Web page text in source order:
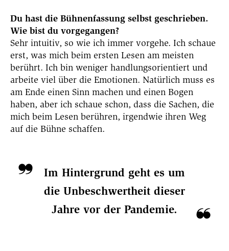
Du hast die Bühnenfassung selbst geschrieben.
Wie bist du vorgegangen?
Sehr intuitiv, so wie ich immer vorgehe. Ich schaue
erst, was mich beim ersten Lesen am meisten
berührt. Ich bin weniger handlungsorientiert und
arbeite viel über die Emotionen. Natürlich muss es
am Ende einen Sinn machen und einen Bogen
haben, aber ich schaue schon, dass die Sachen, die
mich beim Lesen berühren, irgendwie ihren Weg
auf die Bühne schaffen.
Im Hintergrund geht es um
die Unbeschwertheit dieser
Jahre vor der Pandemie.